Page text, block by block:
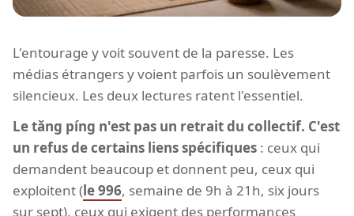
L'entourage y voit souvent de la paresse. Les
médias étrangers y voient parfois un soulèvement
silencieux. Les deux lectures ratent l'essentiel.
Le tǎng píng n'est pas un retrait du collectif. C'est
un refus de certains liens spécifiques : ceux qui
demandent beaucoup et donnent peu, ceux qui
exploitent (le 996, semaine de 9h à 21h, six jours
sur sept), ceux qui exigent des performances